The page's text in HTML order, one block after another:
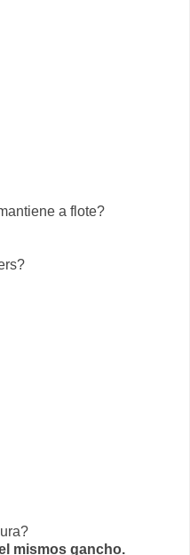
a flote?
mismos gancho.